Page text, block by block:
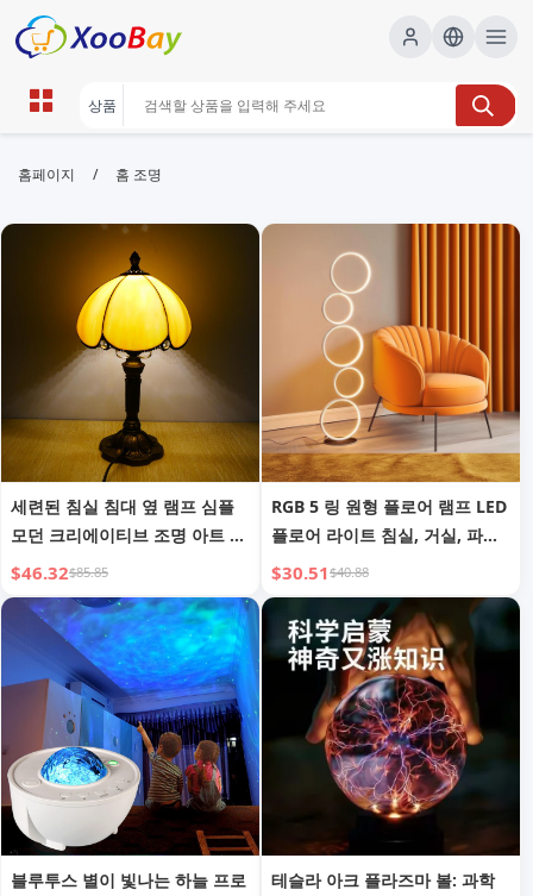
홈 조명 | XOOBAY B2B/B2C
홈 조명, 실내 조명, 인테리어 조명, wholesale 홈 조명,
공간 분위기와 밝기 연출 팁 제공
홈페이지 / 홈 조명
세련된 침실 침대 옆 램프 심플
모던 크리에이티브 조명 아트 컬
러 유리 거실 테이블 램프
$46.32$85.85
RGB 5 링 원형 플로어 램프 LED
플로어 라이트 침실, 거실, 파티,
어린이 방용
$30.51$40.88
블루투스 별이 빛나는 하늘 프로
테슬라 아크 플라즈마 볼: 과학